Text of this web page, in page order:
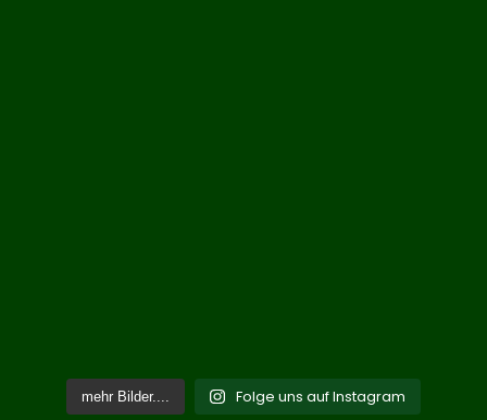
mehr Bilder.... Folge uns auf Instagram